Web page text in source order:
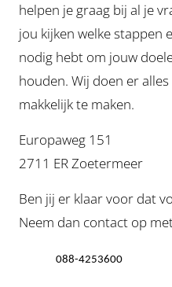
helpen je graag bij al je
jou kijken welke stappen
nodig hebt om jouw
houden. Wij doen er
makkelijk te maken.
Europaweg 151
2711 ER Zoetermeer
Ben jij er klaar voor dat
Neem dan contact op
088-4253600